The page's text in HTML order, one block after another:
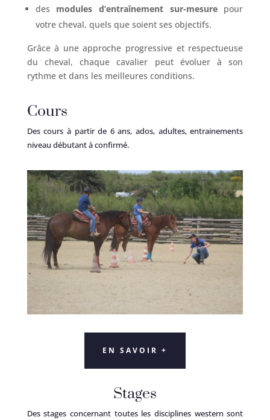
des modules d’entraînement sur-mesurepour
votre cheval, quels que soient ses objectifs.
Grâce à une approche progressive et respectueuse
du cheval, chaque cavalier peut évoluer à son
rythme et dans les meilleures conditions.
Cours
Des cours à partir de 6 ans, ados, adultes, entrainements
niveau débutant à confirmé.
EN SAVOIR +
Stages
Des stages concernant toutes les disciplines western sont